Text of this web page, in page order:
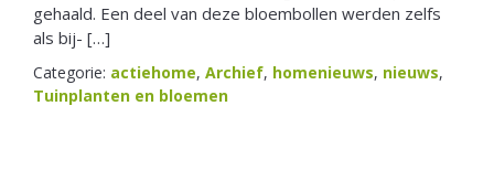
gehaald. Een deel van deze bloembollen werden zelfs
als bij- […]
Categorie: actiehome, Archief, homenieuws, nieuws,
Tuinplanten en bloemen